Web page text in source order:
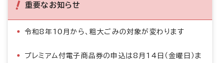
重要なお知らせ
令和8年10月から、粗大ごみの対象が変わります
プレミアム付電子商品券の申込は8月14日（金曜日）ま